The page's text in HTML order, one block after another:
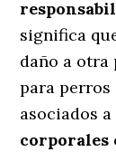
significa
daño a otra
para perros
asociados a
corporales